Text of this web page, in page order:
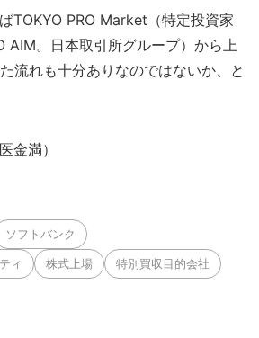
TOKYO PRO Market（特定投資家
AIM。日本取引所グループ）から上
流れも十分ありなのではないか、と
金満）
ソフトバンク
ィ 株式上場 特別買収目的会社